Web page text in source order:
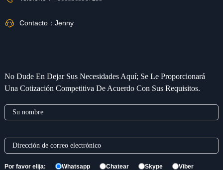
Contacto： Jenny
No Dude En Dejar Sus Necesidades Aquí; Se Le Proporcionará
Una Cotización Competitiva De Acuerdo Con Sus Requisitos.
Por favor elija: Whatsapp Chatear Skype Viber